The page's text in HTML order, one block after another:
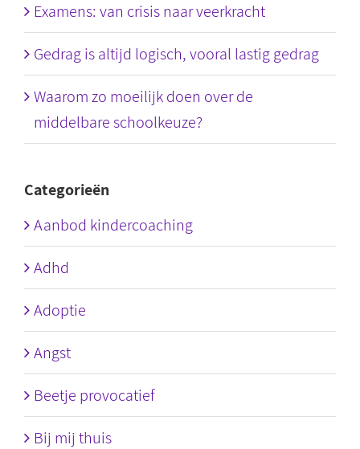
Examens: van crisis naar veerkracht
Gedrag is altijd logisch, vooral lastig gedrag
Waarom zo moeilijk doen over de
middelbare schoolkeuze?
Categorieën
Aanbod kindercoaching
Adhd
Adoptie
Angst
Beetje provocatief
Bij mij thuis